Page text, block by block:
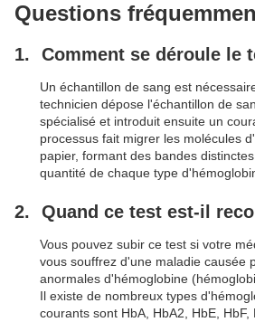
Questions
Comment se déroule le
Un échantillon de sang est
technicien dépose l'échantillon de
spécialisé et introduit ensuite un
processus fait migrer les molécules
papier, formant des bandes
quantité de chaque type
Quand ce test est-il
Vous pouvez subir ce test si votre
vous souffrez d'une maladie causée
anormales d'hémoglobine
Il existe de nombreux types
courants sont HbA, HbA2, HbE, HbF,